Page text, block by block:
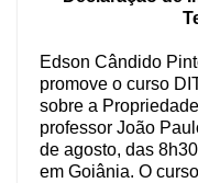
Edson Cândido
promove o curso
sobre a
professor João
de agosto, das
em Goiânia. O